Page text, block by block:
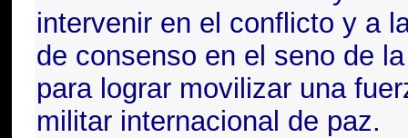
intervenir en el conflicto y a
de consenso en el seno de
para lograr movilizar una
militar internacional de paz.